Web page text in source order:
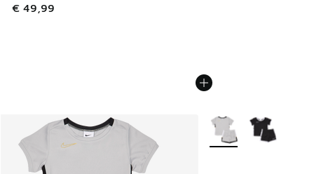
€ 49,99
Meer kleuren